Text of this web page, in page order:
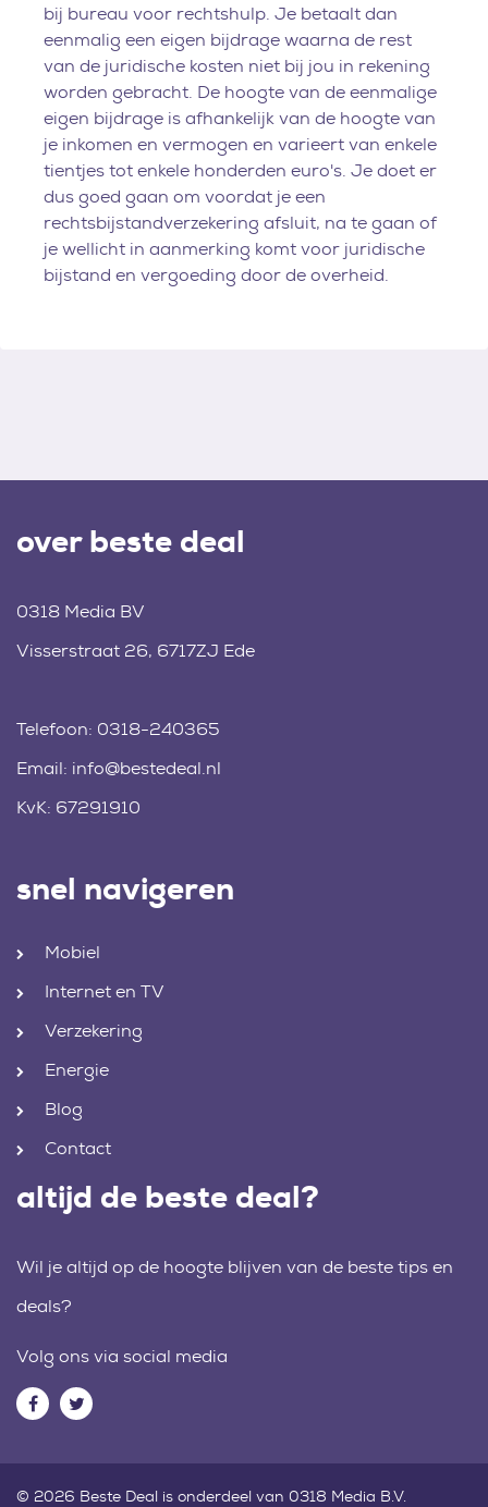
bij bureau voor rechtshulp. Je betaalt dan
eenmalig een eigen bijdrage waarna de rest
van de juridische kosten niet bij jou in rekening
worden gebracht. De hoogte van de eenmalige
eigen bijdrage is afhankelijk van de hoogte van
je inkomen en vermogen en varieert van enkele
tientjes tot enkele honderden euro's. Je doet er
dus goed gaan om voordat je een
rechtsbijstandverzekering afsluit, na te gaan of
je wellicht in aanmerking komt voor juridische
bijstand en vergoeding door de overheid.
over beste deal
0318 Media BV
Visserstraat 26, 6717ZJ Ede
Telefoon: 0318-240365
Email: info@bestedeal.nl
KvK: 67291910
snel navigeren
Mobiel
Internet en TV
Verzekering
Energie
Blog
Contact
altijd de beste deal?
Wil je altijd op de hoogte blijven van de beste tips en
deals?
Volg ons via social media
© 2026 Beste Deal is onderdeel van 0318 Media B.V.